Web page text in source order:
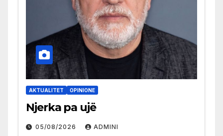
AKTUALITET OPINIONE
Njerka pa ujë
05/08/2026 ADMINI